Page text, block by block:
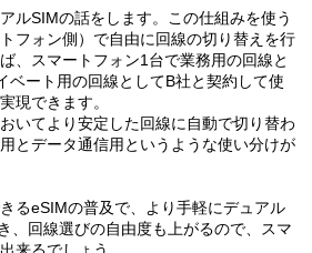
ルSIMの話をします。この仕組みを使う
フォン側）で自由に回線の切り替えを行
、スマートフォン1台で業務用の回線と
ベート用の回線としてB社と契約して使
現できます。
いてより安定した回線に自動で切り替わ
とデータ通信用というような使い分けが
るeSIMの普及で、より手軽にデュアル
、回線選びの自由度も上がるので、スマ